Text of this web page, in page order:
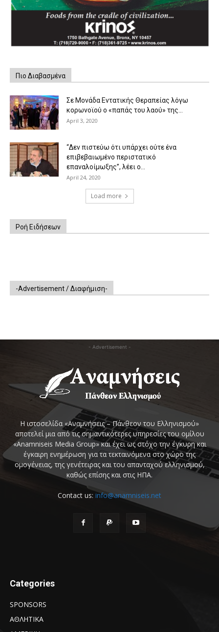
Πιο Διαβασμένα
Σε Μονάδα Εντατικής Θεραπείας λόγω
κορωνοϊού ο «παπάς του λαού» της...
April 3, 2020
“Δεν πιστεύω ότι υπάρχει ούτε ένα
επιβεβαιωμένο περιστατικό
επαναλοίμωξης”, λέει ο...
April 24, 2020
Load more
Ροή Ειδήσεων
-Advertisement / Διαφήμιση-
- Advertisement -
Η ιστοσελίδα «Αναμνήσεις – Πάνθεον του Ελληνισμού»
αποτελεί μια από τις σημαντικότερες υπηρεσίες του ομίλου
«Anamniseis Media Group» και έχει ως στόχο την έγκυρη και
έγκαιρη ενημέρωση για τα τεκταινόμενα στο χώρο της
ομογένειας, της γενέτειρας και του απανταχού ελληνισμού,
καθώς επίσης και στις ΗΠΑ.
Contact us: info@anamniseis.net
Categories
SPONSORS
ΑΘΛΗΤΙΚΑ